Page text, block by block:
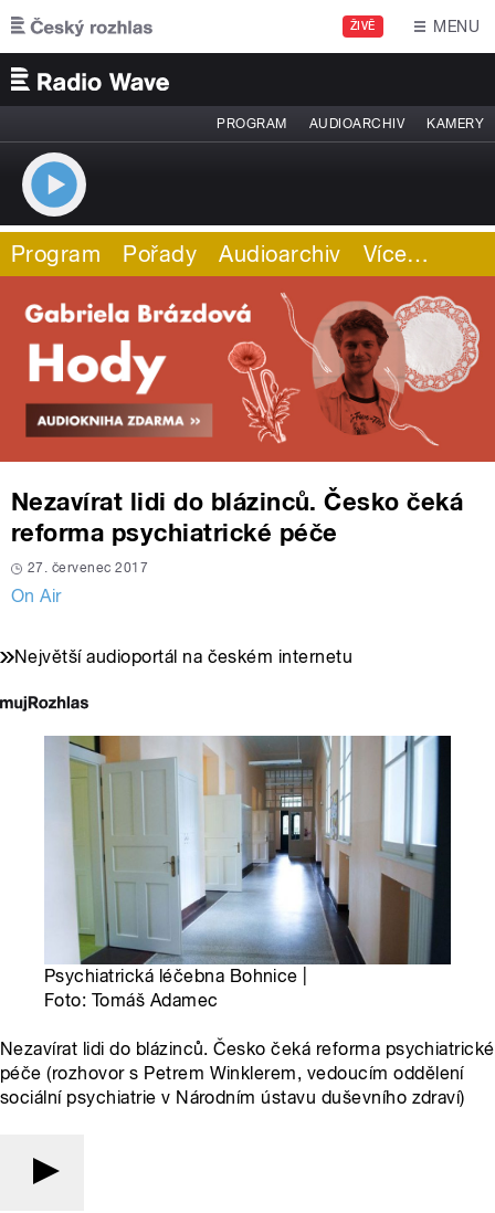
Přejít k hlavnímu obsahu
ŽIVĚ MENU
PROGRAM AUDIOARCHIV KAMERY
Program Pořady Audioarchiv Více…
Nezavírat lidi do blázinců. Česko čeká
reforma psychiatrické péče
27. červenec 2017
On Air
Největší audioportál na českém internetu
Psychiatrická léčebna Bohnice |
Foto: Tomáš Adamec
Nezavírat lidi do blázinců. Česko čeká reforma psychiatrické
péče (rozhovor s Petrem Winklerem, vedoucím oddělení
sociální psychiatrie v Národním ústavu duševního zdraví)